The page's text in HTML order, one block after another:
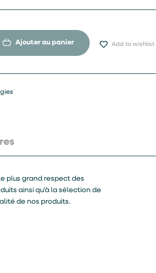
Ajouter au panier Add to wishlist
plus grand respect des
ainsi qu’à la sélection de
de nos produits.